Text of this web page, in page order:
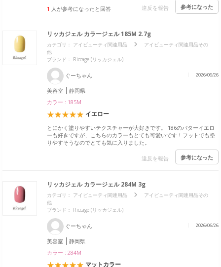
1 人が参考になったと回答 違反を報告 参考になった
リッカジェル カラージェル 185M 2.7g
カテゴリ： アイビューティ関連用品
アイビューティ関連用品その
他
ブランド： Riccagel(リッカジェル)
ぐーちゃん 2026/06/26
美容室
静岡県
カラー : 185M
イエロー
とにかく塗りやすいテクスチャーが大好きです。 186のバターイエロ
ーも好きですが、こちらのカラーもとても可愛いです！フットでも塗
りやすそうなのでとても気に入りました。
違反を報告 参考になった
リッカジェル カラージェル 284M 3g
カテゴリ： アイビューティ関連用品
アイビューティ関連用品その
他
ブランド： Riccagel(リッカジェル)
ぐーちゃん 2026/06/26
美容室
静岡県
カラー : 284M
マットカラー